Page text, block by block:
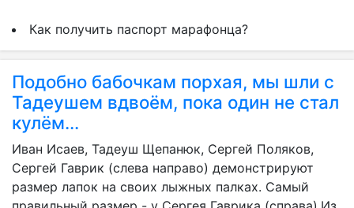
Как получить паспорт марафонца?
Подобно бабочкам порхая, мы шли с
Тадеушем вдвоём, пока один не стал
кулём...
Иван Исаев, Тадеуш Щепанюк, Сергей Поляков,
Сергей Гаврик (слева направо) демонстрируют
размер лапок на своих лыжных палках. Самый